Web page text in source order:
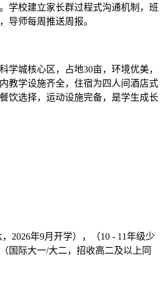
学校建立家长群过程式沟通机制，班
导师每周推送周报。
学城核心区，占地30亩，环境优美，
教学设施齐全，住宿为四人间酒店式
饮选择，运动设施完备，是学生成长
2026年9月开学），（10 - 11年级少
国际大一/大二，招收高二及以上同